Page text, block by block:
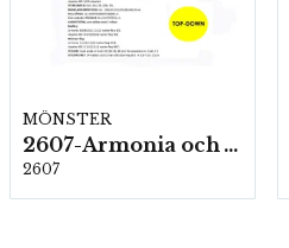
MÖNSTER
2607-Armonia och Alpaca 400
2607